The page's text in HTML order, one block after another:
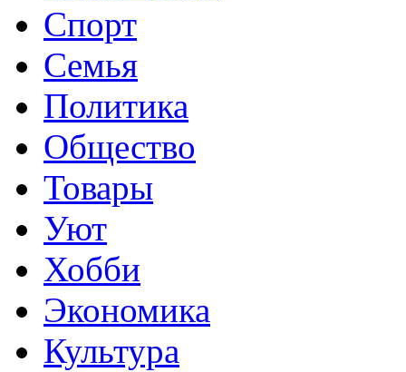
Спорт
Семья
Политика
Общество
Товары
Уют
Хобби
Экономика
Культура